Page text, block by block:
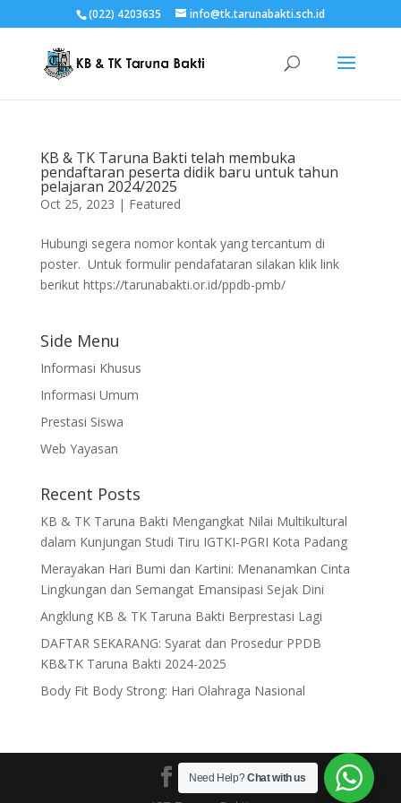
(022) 4203635 info@tk.tarunabakti.sch.id
KB & TK Taruna Bakti telah membuka
pendaftaran peserta didik baru untuk tahun
pelajaran 2024/2025
Oct 25, 2023 | Featured
Hubungi segera nomor kontak yang tercantum di
poster. Untuk formulir pendafataran silakan klik link
berikut https://tarunabakti.or.id/ppdb-pmb/
Side Menu
Informasi Khusus
Informasi Umum
Prestasi Siswa
Web Yayasan
Recent Posts
KB & TK Taruna Bakti Mengangkat Nilai Multikultural
dalam Kunjungan Studi Tiru IGTKI-PGRI Kota Padang
Merayakan Hari Bumi dan Kartini: Menanamkan Cinta
Lingkungan dan Semangat Emansipasi Sejak Dini
Angklung KB & TK Taruna Bakti Berprestasi Lagi
DAFTAR SEKARANG: Syarat dan Prosedur PPDB
KB&TK Taruna Bakti 2024-2025
Body Fit Body Strong: Hari Olahraga Nasional
Need Help?Chat with us